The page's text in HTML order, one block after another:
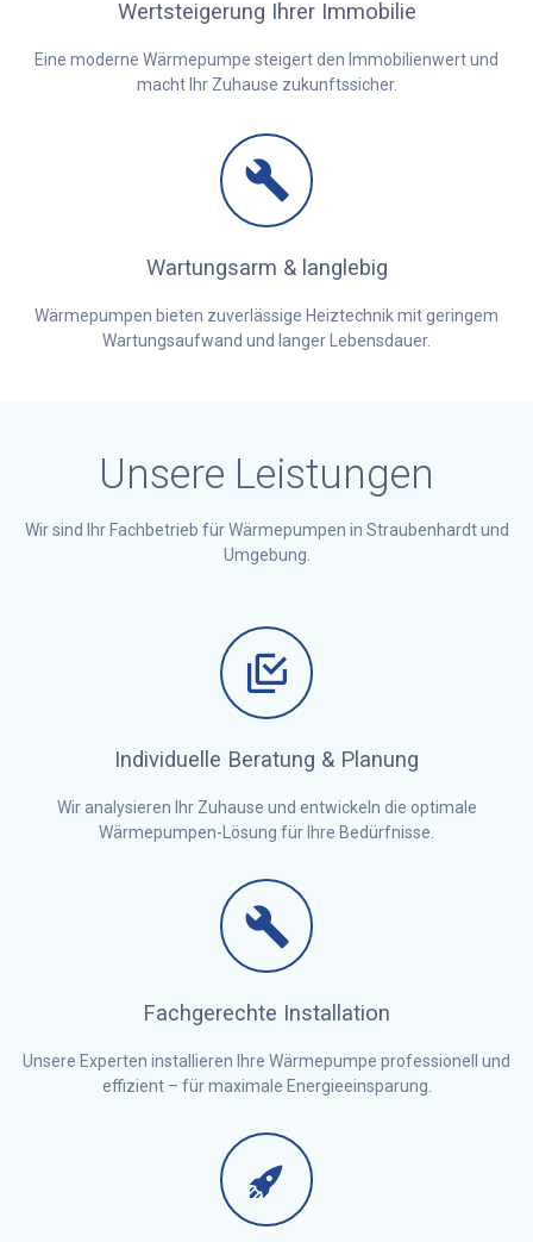
Wertsteigerung Ihrer Immobilie
Eine moderne Wärmepumpe steigert den Immobilienwert und
macht Ihr Zuhause zukunftssicher.
Wartungsarm & langlebig
Wärmepumpen bieten zuverlässige Heiztechnik mit geringem
Wartungsaufwand und langer Lebensdauer.
Unsere Leistungen
Wir sind Ihr Fachbetrieb für Wärmepumpen in Straubenhardt und
Umgebung.
Individuelle Beratung & Planung
Wir analysieren Ihr Zuhause und entwickeln die optimale
Wärmepumpen-Lösung für Ihre Bedürfnisse.
Fachgerechte Installation
Unsere Experten installieren Ihre Wärmepumpe professionell und
effizient – für maximale Energieeinsparung.